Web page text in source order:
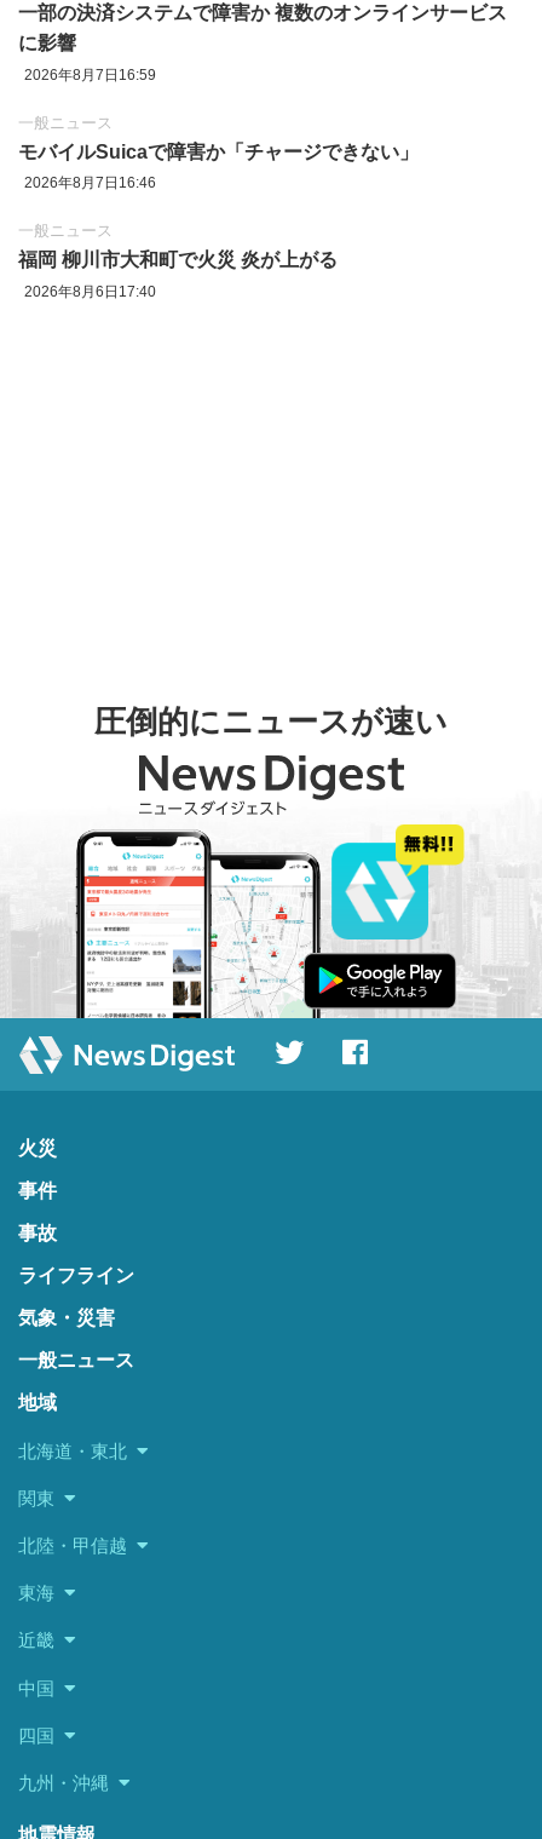
一部の決済システムで障害か 複数のオンラインサービス
に影響
2026年8月7日16:59
一般ニュース
モバイルSuicaで障害か「チャージできない」
2026年8月7日16:46
一般ニュース
福岡 柳川市大和町で火災 炎が上がる
2026年8月6日17:40
圧倒的にニュースが速い
火災
事件
事故
ライフライン
気象・災害
一般ニュース
地域
北海道・東北
関東
北陸・甲信越
東海
近畿
中国
四国
九州・沖縄
地震情報